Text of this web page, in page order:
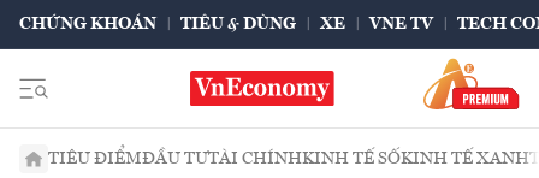
CHỨNG KHOÁN TIÊU & DÙNG XE VNE TV TECH
TIÊU ĐIỂMĐẦU TƯTÀI CHÍNHKINH TẾ SỐKINH TẾ XANH